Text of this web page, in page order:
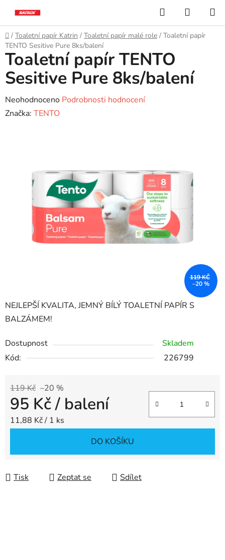
obsah
Hledat
KOŠÍK
Domů
/ Toaletní papír Katrin / Toaletní papír malé role / Toaletní papír
TENTO Sesitive Pure 8ks/balení
NEJLEPŠÍ KVALITA, JEMNÝ BÍLÝ TOALETNÍ PAPÍR S
BALZÁMEM!
Dostupnost
Skladem
Kód:
226799
119 Kč –20 %
95 Kč/ balení
Měrná cena:
11,88 Kč / 1 ks
DO KOŠÍKU
Tisk Zeptat se Sdílet
Toaletní papír TENTO
Sesitive Pure 8ks/balení
Průměrné
hodnocení
Neohodnoceno Podrobnosti hodnocení
Značka: TENTO
119 KČ
–20 %